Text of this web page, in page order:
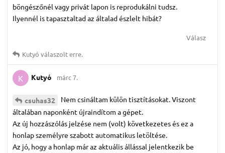
böngészőnél vagy privát lapon is reprodukálni tudsz.
Ilyennél is tapasztaltad az általad észlelt hibát?
Válasz
Kutyó válaszolt erre.
K Kutyó márc 7.
csuhas32
Nem csináltam külön tisztításokat. Viszont
általában naponként újraindítom a gépet.
Az új hozzászólás jelzése nem (volt) következetes és ez a
honlap személyre szabott automatikus letöltése.
Az jó, hogy a honlap már az aktuális állással jelentkezik be